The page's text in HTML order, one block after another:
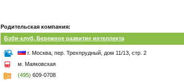
Родительская компания:
Бэби-клуб, Бережное развитие интеллекта
г. Москва, пер. Трехпрудный, дом 11/13, стр. 2
м. Маяковская
(495) 609-0708